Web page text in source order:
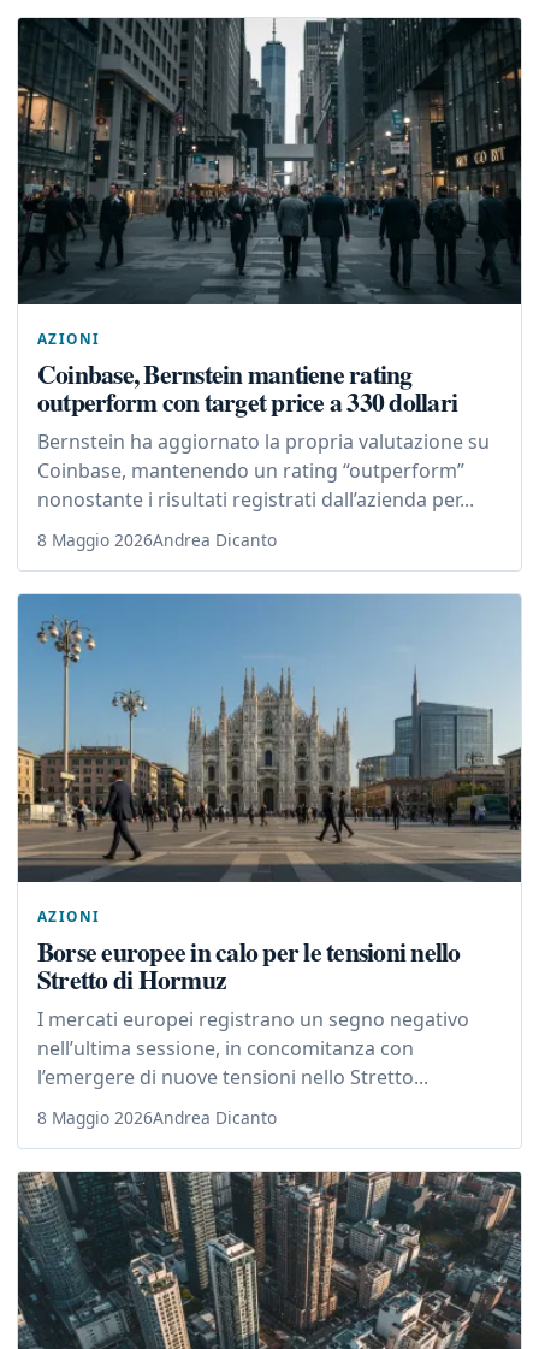
AZIONI
Coinbase, Bernstein mantiene rating
outperform con target price a 330 dollari
Bernstein ha aggiornato la propria valutazione su
Coinbase, mantenendo un rating “outperform”
nonostante i risultati registrati dall’azienda per...
8 Maggio 2026Andrea Dicanto
AZIONI
Borse europee in calo per le tensioni nello
Stretto di Hormuz
I mercati europei registrano un segno negativo
nell’ultima sessione, in concomitanza con
l’emergere di nuove tensioni nello Stretto...
8 Maggio 2026Andrea Dicanto